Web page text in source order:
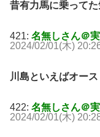
昔有力馬に乗って
421: 名無しさん＠
2024/02/01(木)
川島といえばオー
422: 名無しさん＠
2024/02/01(木)